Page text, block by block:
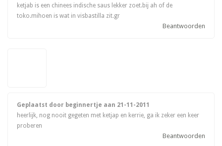
ketjab is een chinees indische saus lekker zoet.bij ah of de
toko.mihoen is wat in visbastilla zit.gr
Beantwoorden
Geplaatst door beginnertje aan 21-11-2011
heerlijk, nog nooit gegeten met ketjap en kerrie, ga ik zeker een keer
proberen
Beantwoorden